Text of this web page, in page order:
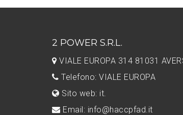
2 POWER S.R.L.
VIALE EUROPA 314 81031
Telefono: VIALE EUROPA
Sito web: it.
Email: info@haccpfad.it